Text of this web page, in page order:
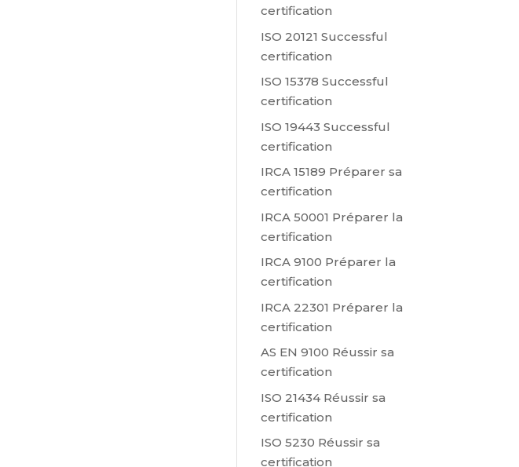
certification
ISO 20121 Successful
certification
ISO 15378 Successful
certification
ISO 19443 Successful
certification
IRCA 15189 Préparer sa
certification
IRCA 50001 Préparer la
certification
IRCA 9100 Préparer la
certification
IRCA 22301 Préparer la
certification
AS EN 9100 Réussir sa
certification
ISO 21434 Réussir sa
certification
ISO 5230 Réussir sa
certification